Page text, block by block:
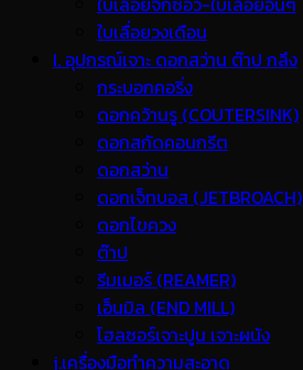
ใบเลื่อยวงเดือน
I. อุปกรณ์เจาะ ดอกสว่าน ต๊าป กลึง
กระบอกคอริ่ง
ดอกคว้านรู (COUTERSINK)
ดอกสกัดคอนกรีต
ดอกสว่าน
ดอกเจ็ทบอส (JETBROACH)
ดอกไขควง
ต๊าป
รีมเมอร์ (REAMER)
เอ็นมิล (END MILL)
โฮลซอร์เจาะปูน เจาะผนัง
j.เครื่องมือทำความสะอาด